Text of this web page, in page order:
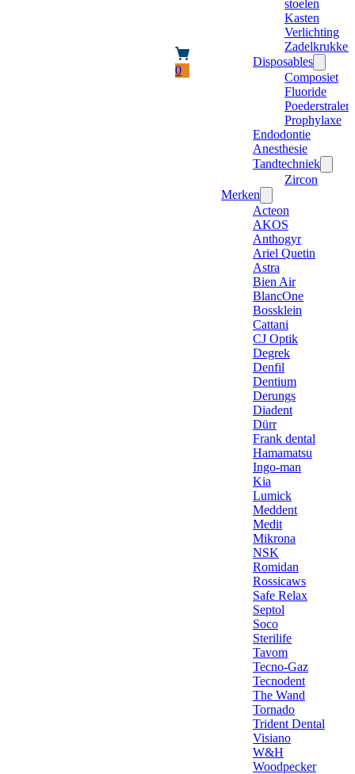
0
stoelen
Kasten
Verlichting
Zadelkrukken
Disposables
Composiet
Fluoride
Poederstraler
Prophylaxe
Endodontie
Anesthesie
Tandtechniek
Zircon
Merken
Acteon
AKOS
Anthogyr
Ariel Quetin
Astra
Bien Air
BlancOne
Bossklein
Cattani
CJ Optik
Degrek
Denfil
Dentium
Derungs
Diadent
Dürr
Frank dental
Hamamatsu
Ingo-man
Kia
Lumick
Meddent
Medit
Mikrona
NSK
Romidan
Rossicaws
Safe Relax
Septol
Soco
Sterilife
Tavom
Tecno-Gaz
Tecnodent
The Wand
Tornado
Trident Dental
Visiano
W&H
Woodpecker